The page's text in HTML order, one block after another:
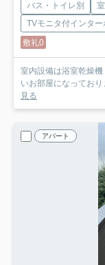
バス・トイレ別
TVモニタ付インター
敷礼0
室内設備は浴室乾燥
いお部屋になってお
見る
アパート